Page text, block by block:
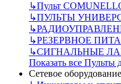
↳Пульт
↳ПУЛЬТЫ
↳
↳РЕЗЕРВНОЕ
↳СИГНАЛЬНЫЕ
Показать все Пульты
Сетевое оборудование